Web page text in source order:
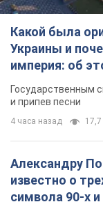
Какой была
Украины и
империя: об
Государственным
и припев песни
4 часа назад 17,7
Александру
известно о
символа 90-х